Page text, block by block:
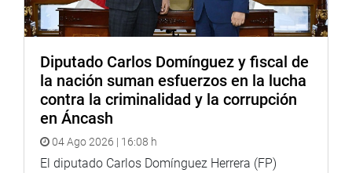
Diputado Carlos Domínguez y fiscal de
la nación suman esfuerzos en la lucha
contra la criminalidad y la corrupción
en Áncash
04 Ago 2026 | 16:08 h
El diputado Carlos Domínguez Herrera (FP)